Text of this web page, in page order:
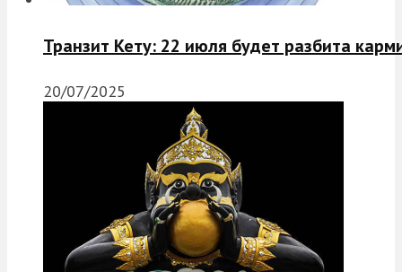
Транзит Кету: 22 июля будет разбита
20/07/2025